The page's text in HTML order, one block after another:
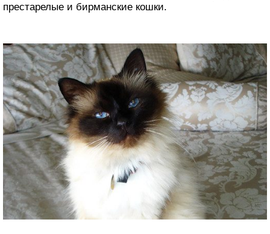
престарелые и бирманские кошки.